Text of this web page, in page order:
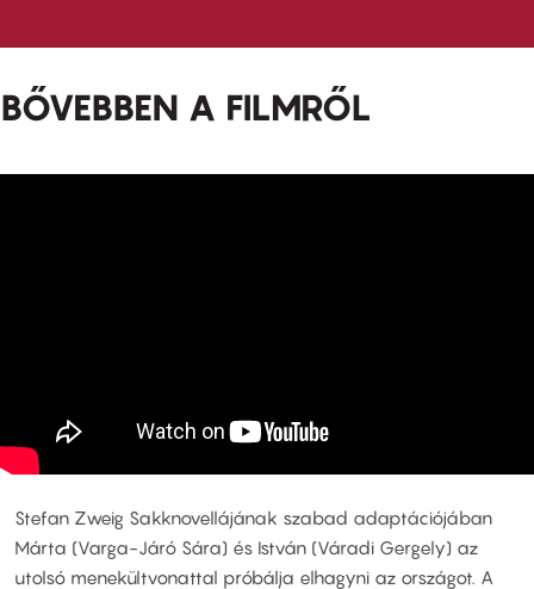
BŐVEBBEN A FILMRŐL
Stefan Zweig Sakknovellájának szabad adaptációjában
Márta (Varga-Járó Sára) és István (Váradi Gergely) az
utolsó menekültvonattal próbálja elhagyni az országot. A